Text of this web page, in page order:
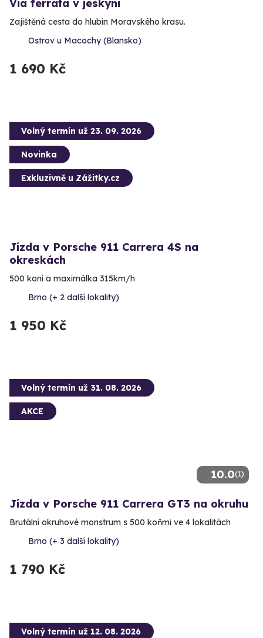
Via ferrata v jeskyni
Zajištěná cesta do hlubin Moravského krasu.
Ostrov u Macochy (Blansko)
1 690 Kč
Volný termín už 23. 09. 2026
Novinka
Exkluzivně u Zážitky.cz
Jízda v Porsche 911 Carrera 4S na
okreskách
500 koní a maximálka 315km/h
Brno (+ 2 další lokality)
1 950 Kč
10.0(1)
Volný termín už 31. 08. 2026
AKCE
Jízda v Porsche 911 Carrera GT3 na okruhu
Brutální okruhové monstrum s 500 koňmi ve 4 lokalitách
Brno (+ 3 další lokality)
1 790 Kč
Volný termín už 12. 08. 2026